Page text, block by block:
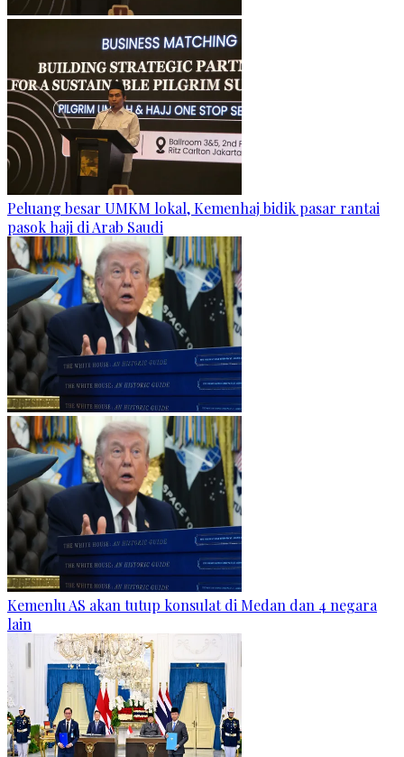
Peluang besar UMKM lokal, Kemenhaj bidik pasar rantai
pasok haji di Arab Saudi
Kemenlu AS akan tutup konsulat di Medan dan 4 negara
lain